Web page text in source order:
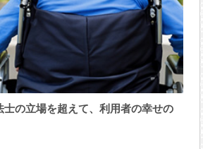
士の立場を超えて、利用者の幸せの